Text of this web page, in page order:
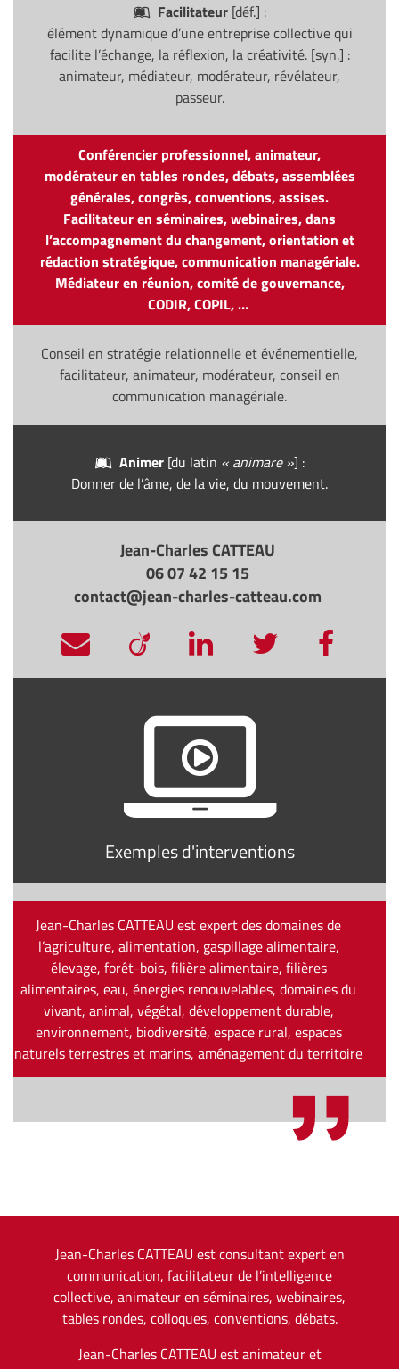
Facilitateur[déf.] :
élément dynamique d’une entreprise collective qui
facilite l’échange, la réflexion, la créativité. [syn.] :
animateur, médiateur, modérateur, révélateur,
passeur.
Conférencier professionnel, animateur,
modérateur en tables rondes, débats, assemblées
générales, congrès, conventions, assises.
Facilitateur en séminaires, webinaires, dans
l’accompagnement du changement, orientation et
rédaction stratégique, communication managériale.
Médiateur en réunion, comité de gouvernance,
CODIR, COPIL, …
Conseil en stratégie relationnelle et événementielle,
facilitateur, animateur, modérateur, conseil en
communication managériale.
Animer[du latin « animare »] :
Donner de l’âme, de la vie, du mouvement.
Jean-Charles CATTEAU
06 07 42 15 15
contact@jean-charles-catteau.com
Exemples d'interventions
Jean-Charles CATTEAU est expert des domaines de
l’agriculture, alimentation, gaspillage alimentaire,
élevage, forêt-bois, filière alimentaire, filières
alimentaires, eau, énergies renouvelables, domaines du
vivant, animal, végétal, développement durable,
environnement, biodiversité, espace rural, espaces
naturels terrestres et marins, aménagement du territoire
Jean-Charles CATTEAU est consultant expert en
communication, facilitateur de l’intelligence
collective, animateur en séminaires, webinaires,
tables rondes, colloques, conventions, débats.
Jean-Charles CATTEAU est animateur et